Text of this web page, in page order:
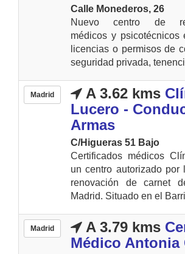
Calle Monederos, 26
Nuevo centro de
médicos y psicotécnicos
licencias o permisos de
seguridad privada,
Madrid A 3.62 kms
Lucero -
Armas
C/Higueras 51 Bajo
Certificados médicos
un centro autorizado por
renovación de carnet
Madrid. Situado en el
Madrid A 3.79 kms
Médico Antonia